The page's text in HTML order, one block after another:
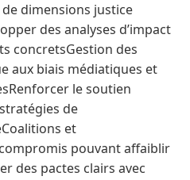
dimensions justice
des analyses d’impact
concretsGestion des
aux biais médiatiques et
le soutien
de
et
pouvant affaiblir
des pactes clairs avec